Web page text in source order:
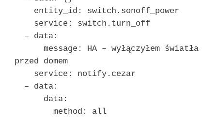
entity_id: switch.sonoff_power
service: switch.turn_off
– data:
message: HA – wyłączyłem światła
przed domem
service: notify.cezar
– data:
data:
method: all